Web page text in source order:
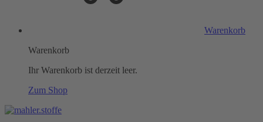
Warenkorb
Warenkorb
Ihr Warenkorb ist derzeit leer.
Zum Shop